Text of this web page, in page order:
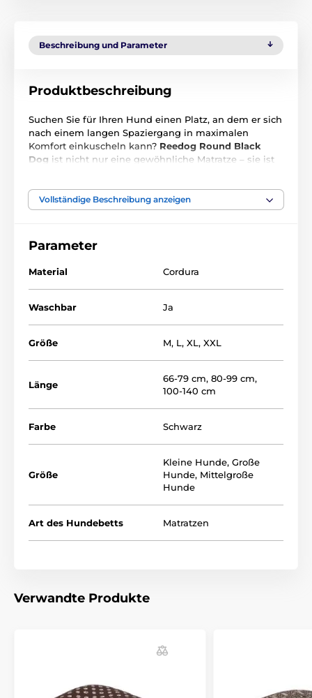
Beschreibung und Parameter
Produktbeschreibung
Suchen Sie für Ihren Hund einen Platz, an dem er sich
nach einem langen Spaziergang in maximalen
Komfort einkuscheln kann? Reedog Round Black
Dog ist nicht nur eine gewöhnliche Matratze – sie ist
Robustheit an erster Stelle:Der hochwertige Stoff
schmutzig wird, werfen Sie es einfach in die
Waschmaschine – und es ist wie neu.
Erstklassige Verarbeitung:Präzise Nähte sorgen
dafür, dass die Matratze auch bei längerer Nutzung
ihre Form nicht verliert.
öffnen und waschen!Wie auf dem Bild zu sehen, ist
Vollständige Beschreibung anzeigen
Parameter
Material Cordura
Waschbar Ja
Größe M, L, XL, XXL
Länge
66-79 cm, 80-99 cm,
100-140 cm
Farbe Schwarz
Größe
Kleine Hunde, Große
Hunde, Mittelgroße
Hunde
Art des Hundebetts Matratzen
Verwandte Produkte